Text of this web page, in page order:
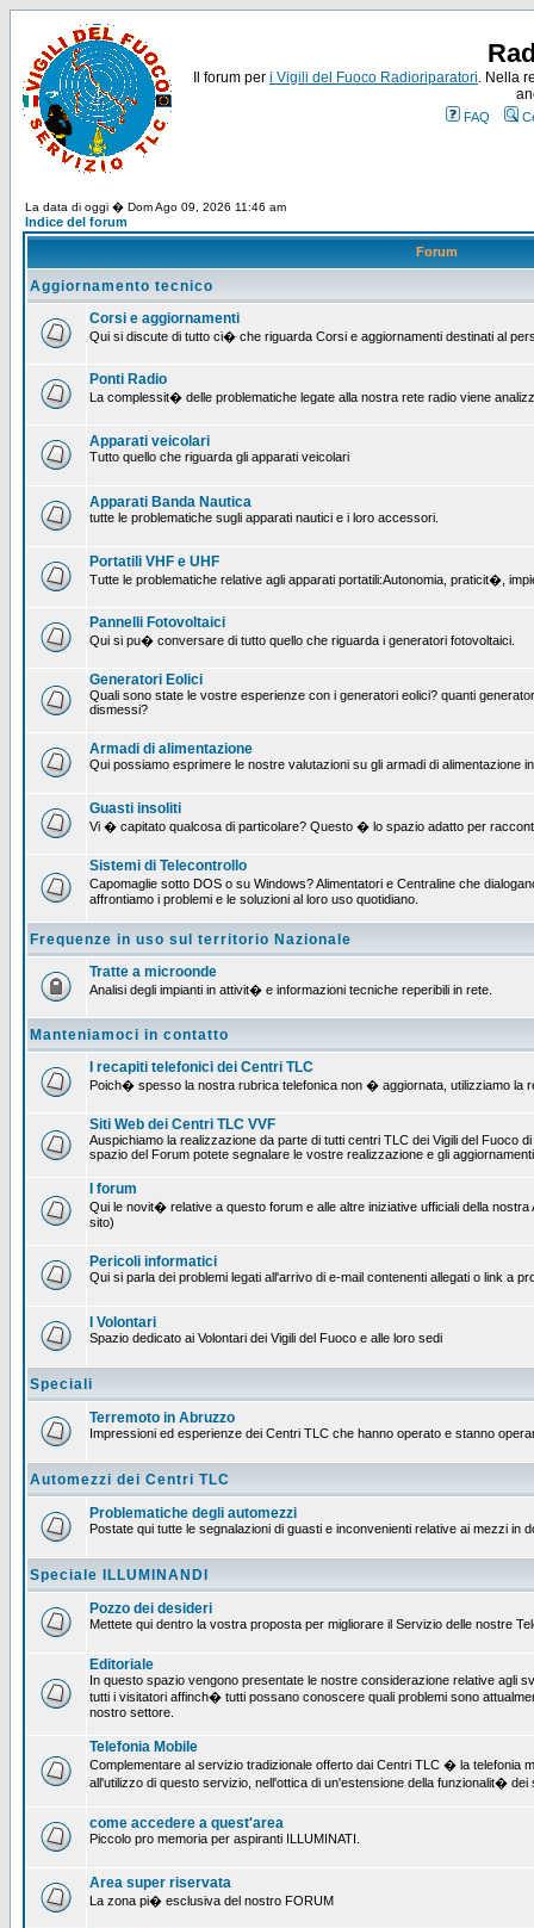
Il forum per i Vigili del Fuoco Radioriparatori. Nella
FAQ
La data di oggi � Dom Ago 09, 2026 11:46 am
Indice del forum
Forum
Aggiornamento tecnico
Corsi e aggiornamenti
Qui si discute di tutto ci� che riguarda Corsi e aggiornamenti destinati al
Ponti Radio
La complessit� delle problematiche legate alla nostra rete radio viene
Apparati veicolari
Tutto quello che riguarda gli apparati veicolari
Apparati Banda Nautica
tutte le problematiche sugli apparati nautici e i loro accessori.
Portatili VHF e UHF
Tutte le problematiche relative agli apparati portatili:Autonomia, praticit�,
Pannelli Fotovoltaici
Qui si pu� conversare di tutto quello che riguarda i generatori fotovoltaici.
Generatori Eolici
Quali sono state le vostre esperienze con i generatori eolici? quanti
dismessi?
Armadi di alimentazione
Qui possiamo esprimere le nostre valutazioni su gli armadi di alimentazione
Guasti insoliti
Vi � capitato qualcosa di particolare? Questo � lo spazio adatto per
Sistemi di Telecontrollo
Capomaglie sotto DOS o su Windows? Alimentatori e Centraline che
affrontiamo i problemi e le soluzioni al loro uso quotidiano.
Frequenze in uso sul territorio Nazionale
Tratte a microonde
Analisi degli impianti in attivit� e informazioni tecniche reperibili in rete.
Manteniamoci in contatto
I recapiti telefonici dei Centri TLC
Poich� spesso la nostra rubrica telefonica non � aggiornata, utilizziamo la
Siti Web dei Centri TLC VVF
Auspichiamo la realizzazione da parte di tutti centri TLC dei Vigili del Fuoco
spazio del Forum potete segnalare le vostre realizzazione e gli
I forum
Qui le novit� relative a questo forum e alle altre iniziative ufficiali della
sito)
Pericoli informatici
Qui si parla dei problemi legati all'arrivo di e-mail contenenti allegati o link a
I Volontari
Spazio dedicato ai Volontari dei Vigili del Fuoco e alle loro sedi
Speciali
Terremoto in Abruzzo
Impressioni ed esperienze dei Centri TLC che hanno operato e stanno
Automezzi dei Centri TLC
Problematiche degli automezzi
Postate qui tutte le segnalazioni di guasti e inconvenienti relative ai mezzi in
Speciale ILLUMINANDI
Pozzo dei desideri
Mettete qui dentro la vostra proposta per migliorare il Servizio delle nostre
Editoriale
In questo spazio vengono presentate le nostre considerazione relative agli
tutti i visitatori affinch� tutti possano conoscere quali problemi sono
nostro settore.
Telefonia Mobile
Complementare al servizio tradizionale offerto dai Centri TLC � la telefonia
all'utilizzo di questo servizio, nell'ottica di un'estensione della funzionalit�
come accedere a quest'area
Piccolo pro memoria per aspiranti ILLUMINATI.
Area super riservata
La zona pi� esclusiva del nostro FORUM